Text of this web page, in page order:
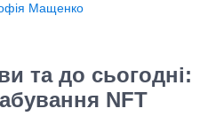
Мащенко
та до сьогодні:
NFT